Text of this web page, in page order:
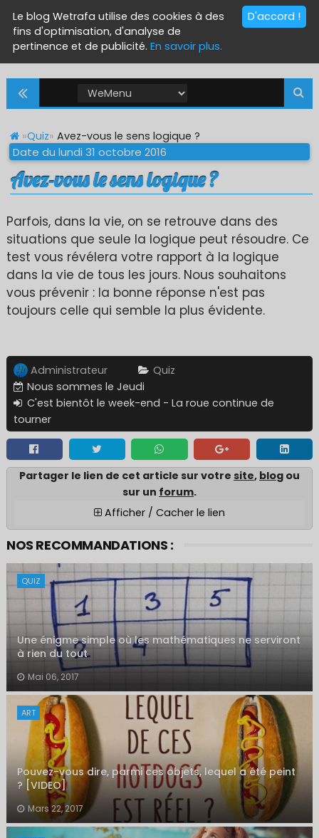
»Quiz» Avez-vous le sens logique ?
Date du lundi 31 octobre 2016
Avez-vous le sens logique ?
Parfois, dans la vie, on se retrouve dans des
situations que seule la logique peut résoudre. Ce
test vous révélera votre rapport à la logique
dans la vie de tous les jours. Nous souhaitons
vous prévenir : la bonne réponse n'est pas
toujours celle qui semble la plus évidente.
Administrateur
Quiz
Nous sommes le Jeudi
C'est bientôt le week-end - La roue continue de
tourner
Partager le lien de cet article sur votre site, blog ou
sur un forum.
Afficher / Cacher le lien
NOS RECOMMANDATIONS :
QUIZ
Une énigme simple où les mathématiques ne serviront
à rien du tout
Mai 06, 2017
ART
Pouvez-vous dire, parmi ces objets, lequel a été peint
? [VIDEO]
Mars 22, 2017
D'accord !
Le blog Wetrafa utilise des cookies à des
fins d'optimisation, d'analyse de
pertinence et de publicité. En savoir plus.